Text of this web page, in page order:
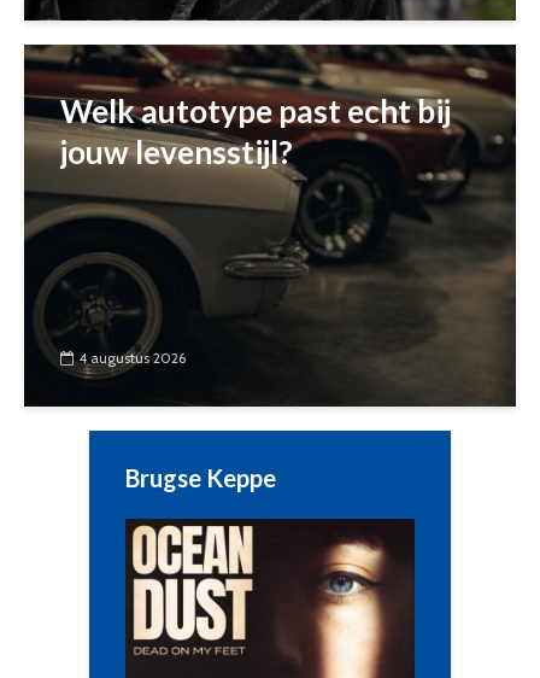
Welk autotype past echt bij
jouw levensstijl?
4 augustus 2026
Brugse Keppe